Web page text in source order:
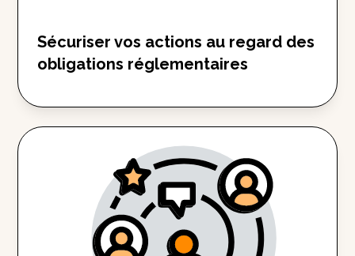
Sécuriser vos actions au regard des
obligations réglementaires